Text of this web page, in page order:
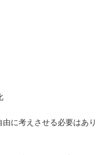
に考えさせる必要はあり